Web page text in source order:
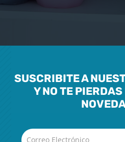
SUSCRIBITE A
Y NO TE
Correo Electrónico